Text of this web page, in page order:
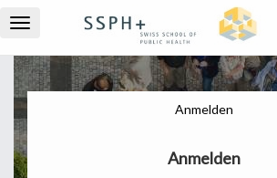
Toggle
Anmelden
Anmelden